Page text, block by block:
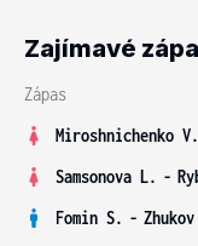
Zajímavé
Zápas
Miroshnichenko V.
Samsonova L. -
Fomin S. -